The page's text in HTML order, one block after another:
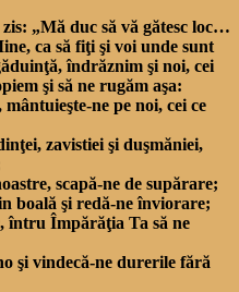
„Mă duc să vă gătesc loc…
ca să fiţi şi voi unde sunt
îndrăznim şi noi, cei
şi să ne rugăm aşa:
ne pe noi, cei ce
zavistiei şi duşmăniei,
scapă-ne de supărare;
boală şi redă-ne înviorare;
întru Împărăţia Ta să ne
şi vindecă-ne durerile fără